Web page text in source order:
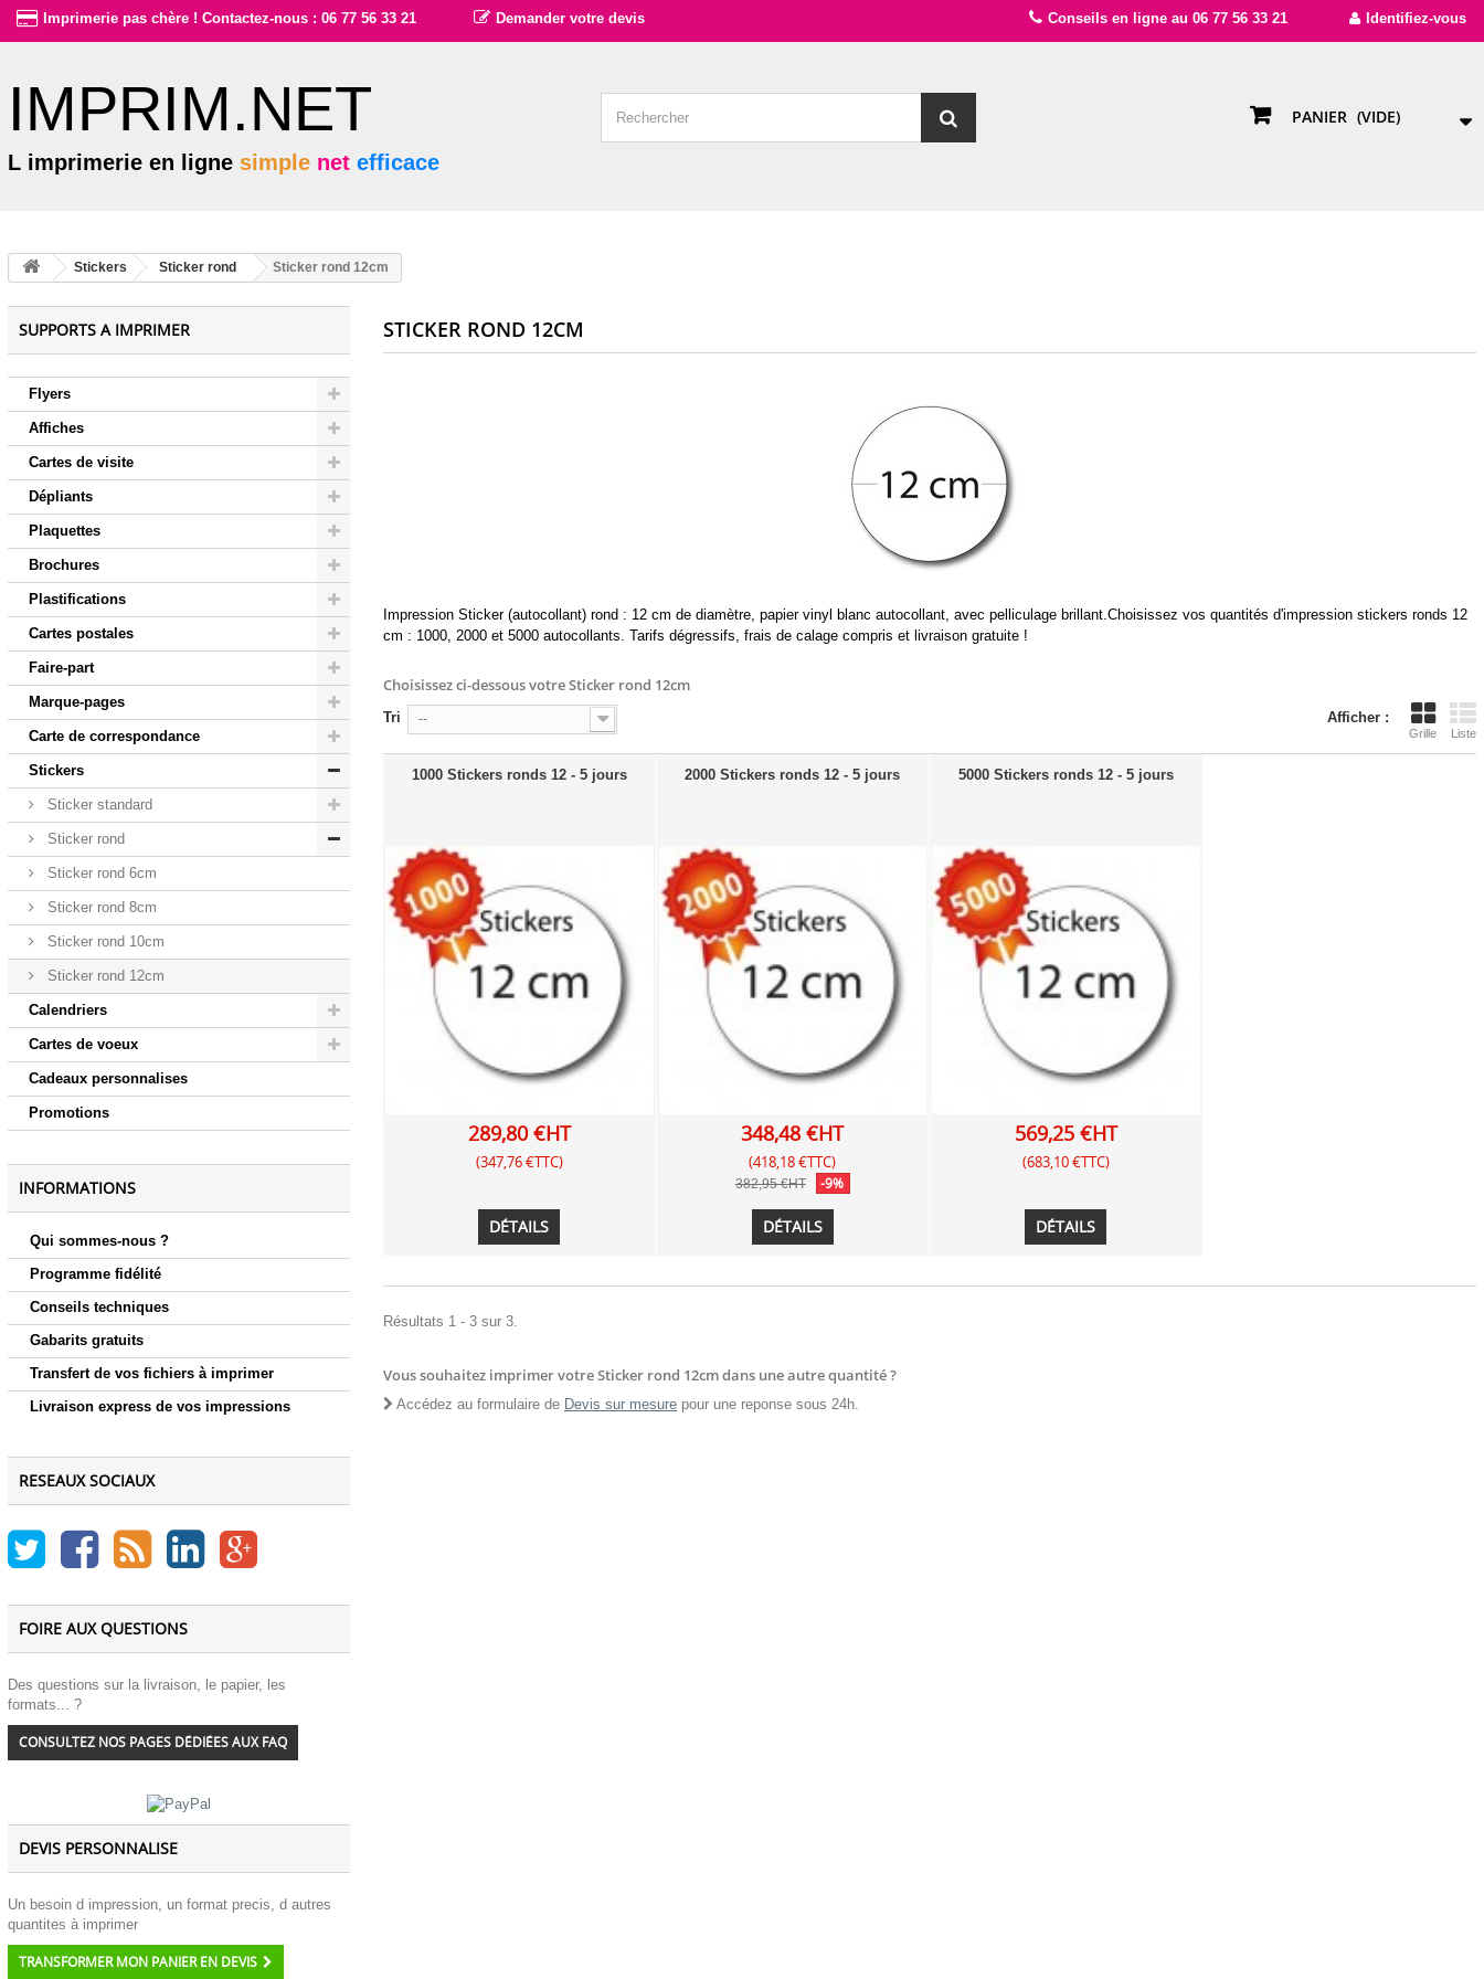
Conseils en ligne au 06 77 56 33 21 Identifiez-vous
Imprimerie pas chère ! Contactez-nous : 06 77 56 33 21 Demander votre devis
IMPRIM.NET
L imprimerie en ligne simple net efficace
PANIER (VIDE)
Stickers Sticker rond Sticker rond 12cm
SUPPORTS A IMPRIMER
Flyers
Affiches
Cartes de visite
Dépliants
Plaquettes
Brochures
Plastifications
Cartes postales
Faire-part
Marque-pages
Carte de correspondance
Stickers
Sticker standard
Sticker rond
Sticker rond 6cm
Sticker rond 8cm
Sticker rond 10cm
Sticker rond 12cm
Calendriers
Cartes de voeux
Cadeaux personnalises
Promotions
INFORMATIONS
Qui sommes-nous ?
Programme fidélité
Conseils techniques
Gabarits gratuits
Transfert de vos fichiers à imprimer
Livraison express de vos impressions
RESEAUX SOCIAUX
FOIRE AUX QUESTIONS
Des questions sur la livraison, le papier, les
formats... ?
CONSULTEZ NOS PAGES DÉDIÉES AUX FAQ
DEVIS PERSONNALISE
Un besoin d impression, un format precis, d autres
quantites à imprimer
TRANSFORMER MON PANIER EN DEVIS
STICKER ROND 12CM
Impression Sticker (autocollant) rond : 12 cm de diamètre, papier vinyl blanc autocollant, avec pelliculage brillant.Choisissez vos quantités d'impression stickers ronds 12
cm : 1000, 2000 et 5000 autocollants. Tarifs dégressifs, frais de calage compris et livraison gratuite !
Choisissez ci-dessous votreSticker rond 12cm
Afficher :
Grille Liste
Tri --
1000 Stickers ronds 12 - 5 jours
289,80 €HT
(347,76 €TTC)
DÉTAILS
2000 Stickers ronds 12 - 5 jours
348,48 €HT
(418,18 €TTC)
382,95 €HT -9%
DÉTAILS
5000 Stickers ronds 12 - 5 jours
569,25 €HT
(683,10 €TTC)
DÉTAILS
Résultats 1 - 3 sur 3.
Vous souhaitez imprimer votre Sticker rond 12cm dans une autre quantité ?
Accédez au formulaire de Devis sur mesure pour une reponse sous 24h.